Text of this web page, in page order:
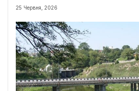
25 Червня, 2026